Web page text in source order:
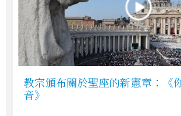
教宗頒布關於聖座的新憲章：《
音》